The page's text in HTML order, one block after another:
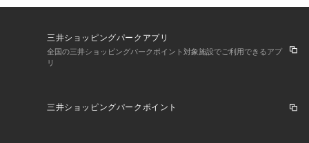
す。この効果は永久的ではありません。
の効果は永久的ではありません。
若干製品と画像のカラーが異なる場合もございます。
三井ショッピングパークアプリ
全国の三井ショッピングパークポイント対象施設でご利用できるアプ
リ
三井ショッピングパークポイント